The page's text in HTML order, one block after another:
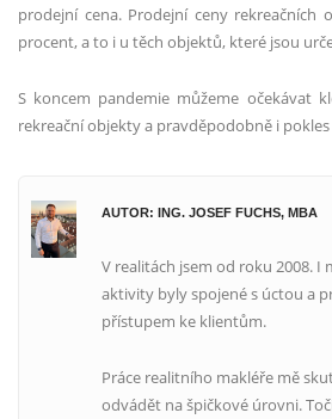
prodejní cena. Prodejní ceny
procent, a to i u těch objektů, které jsou
S koncem pandemie můžeme očekávat
rekreační objekty a pravděpodobně i pokles
AUTOR: ING. JOSEF FUCHS, MBA
V realitách jsem od roku 2008. I
aktivity byly spojené s úctou a
přístupem ke klientům.
Práce realitního makléře mě
odvádět na špičkové úrovni.